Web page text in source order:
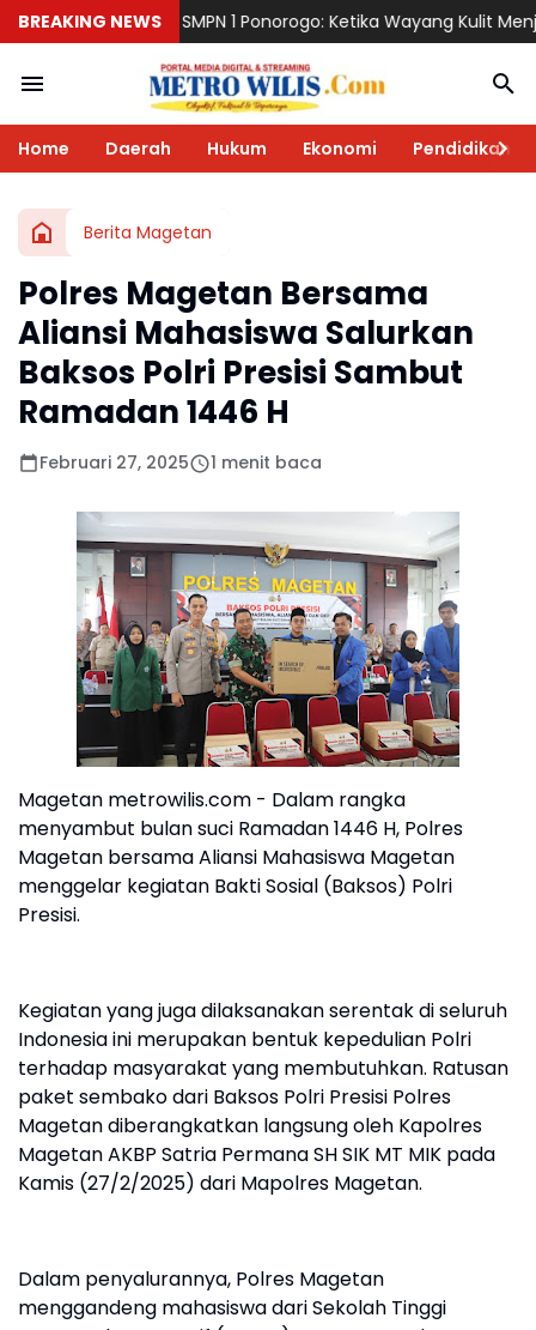
BREAKING NEWS
1 Ponorogo: Ketika Wayang Kulit Menjadi Cermin
Home Daerah Hukum Ekonomi Pendidikan
Berita Magetan
Polres Magetan Bersama
Aliansi Mahasiswa Salurkan
Baksos Polri Presisi Sambut
Ramadan 1446 H
Februari 27, 2025 1 menit baca
Magetan metrowilis.com - Dalam rangka
menyambut bulan suci Ramadan 1446 H, Polres
Magetan bersama Aliansi Mahasiswa Magetan
menggelar kegiatan Bakti Sosial (Baksos) Polri
Presisi.
Kegiatan yang juga dilaksanakan serentak di seluruh
Indonesia ini merupakan bentuk kepedulian Polri
terhadap masyarakat yang membutuhkan. Ratusan
paket sembako dari Baksos Polri Presisi Polres
Magetan diberangkatkan langsung oleh Kapolres
Magetan AKBP Satria Permana SH SIK MT MIK pada
Kamis (27/2/2025) dari Mapolres Magetan.
Dalam penyalurannya, Polres Magetan
menggandeng mahasiswa dari Sekolah Tinggi